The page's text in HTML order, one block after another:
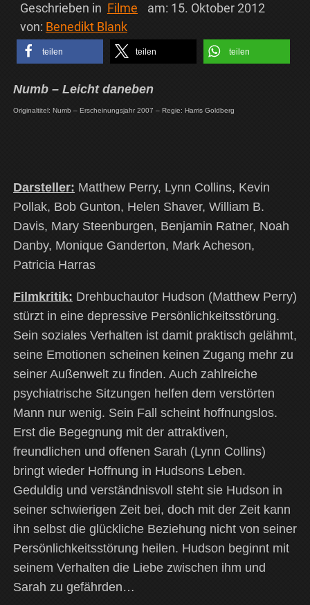
Geschrieben in Filme am: 15. Oktober 2012
von: Benedikt Blank
teilen teilen teilen
Numb – Leicht daneben
Originaltitel: Numb – Erscheinungsjahr 2007 – Regie: Harris Goldberg
Darsteller: Matthew Perry, Lynn Collins, Kevin
Pollak, Bob Gunton, Helen Shaver, William B.
Davis, Mary Steenburgen, Benjamin Ratner, Noah
Danby, Monique Ganderton, Mark Acheson,
Patricia Harras
Filmkritik: Drehbuchautor Hudson (Matthew Perry)
stürzt in eine depressive Persönlichkeitsstörung.
Sein soziales Verhalten ist damit praktisch gelähmt,
seine Emotionen scheinen keinen Zugang mehr zu
seiner Außenwelt zu finden. Auch zahlreiche
psychiatrische Sitzungen helfen dem verstörten
Mann nur wenig. Sein Fall scheint hoffnungslos.
Erst die Begegnung mit der attraktiven,
freundlichen und offenen Sarah (Lynn Collins)
bringt wieder Hoffnung in Hudsons Leben.
Geduldig und verständnisvoll steht sie Hudson in
seiner schwierigen Zeit bei, doch mit der Zeit kann
ihn selbst die glückliche Beziehung nicht von seiner
Persönlichkeitsstörung heilen. Hudson beginnt mit
seinem Verhalten die Liebe zwischen ihm und
Sarah zu gefährden…